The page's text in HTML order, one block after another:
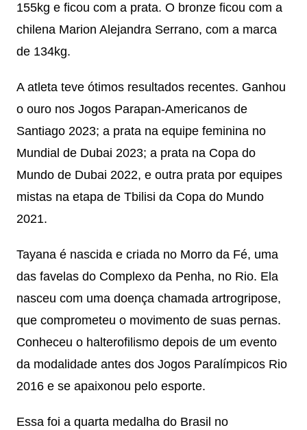
155kg e ficou com a prata. O bronze ficou com a
chilena Marion Alejandra Serrano, com a marca
de 134kg.
A atleta teve ótimos resultados recentes. Ganhou
o ouro nos Jogos Parapan-Americanos de
Santiago 2023; a prata na equipe feminina no
Mundial de Dubai 2023; a prata na Copa do
Mundo de Dubai 2022, e outra prata por equipes
mistas na etapa de Tbilisi da Copa do Mundo
2021.
Tayana é nascida e criada no Morro da Fé, uma
das favelas do Complexo da Penha, no Rio. Ela
nasceu com uma doença chamada artrogripose,
que comprometeu o movimento de suas pernas.
Conheceu o halterofilismo depois de um evento
da modalidade antes dos Jogos Paralímpicos Rio
2016 e se apaixonou pelo esporte.
Essa foi a quarta medalha do Brasil no